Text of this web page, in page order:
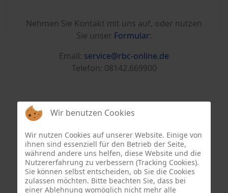
Nehmen Sie Kontakt mit uns auf, oder nutzen
Sie unser Formular:
Email: service@rbc-online.de
Telefon: 08142.669900
Wir benutzen Cookies
Wir nutzen Cookies auf unserer Website. Einige von
ihnen sind essenziell für den Betrieb der Seite,
während andere uns helfen, diese Website und die
Nutzererfahrung zu verbessern (Tracking Cookies).
Sie können selbst entscheiden, ob Sie die Cookies
zulassen möchten. Bitte beachten Sie, dass bei
einer Ablehnung womöglich nicht mehr alle